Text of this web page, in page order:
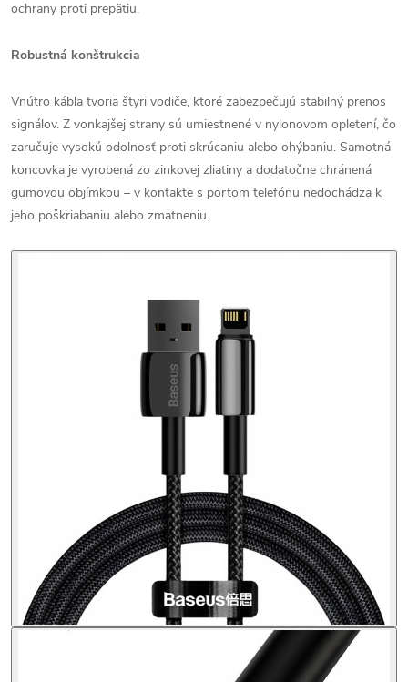
ochrany proti prepätiu.
Robustná konštrukcia
Vnútro kábla tvoria štyri vodiče, ktoré zabezpečujú stabilný prenos
signálov. Z vonkajšej strany sú umiestnené v nylonovom opletení, čo
zaručuje vysokú odolnosť proti skrúcaniu alebo ohýbaniu. Samotná
koncovka je vyrobená zo zinkovej zliatiny a dodatočne chránená
gumovou objímkou – v kontakte s portom telefónu nedochádza k
jeho poškriabaniu alebo zmatneniu.